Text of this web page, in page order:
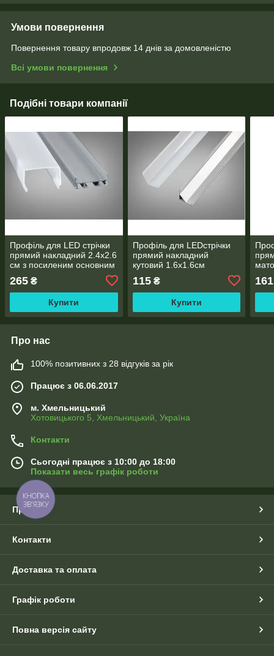
Умови повернення
Повернення товару впродовж 14 днів за домовленістю
Всі умови повернення
Подібні товари компанії
Профіль для LED стрічки
прямий накладний 2.4х2.6
см з посиленим основним
каналом 2м
265 ₴
Купити
Профіль для LEDстрічки
прямий накладний
кутовий 1.6х1.6см
115₴
Купити
161
Про нас
100% позитивних з 28 відгуків за рік
Працює з 06.06.2017
м. Хмельницький
Хотовицького 5, Хмельницький, Україна
Контакти
Сьогодні працює з 10:00 до 18:00
Показати весь графік роботи
Про нас
Контакти
Доставка та оплата
Графік роботи
Повна версія сайту
КНОПКА
ЗВ'ЯЗКУ